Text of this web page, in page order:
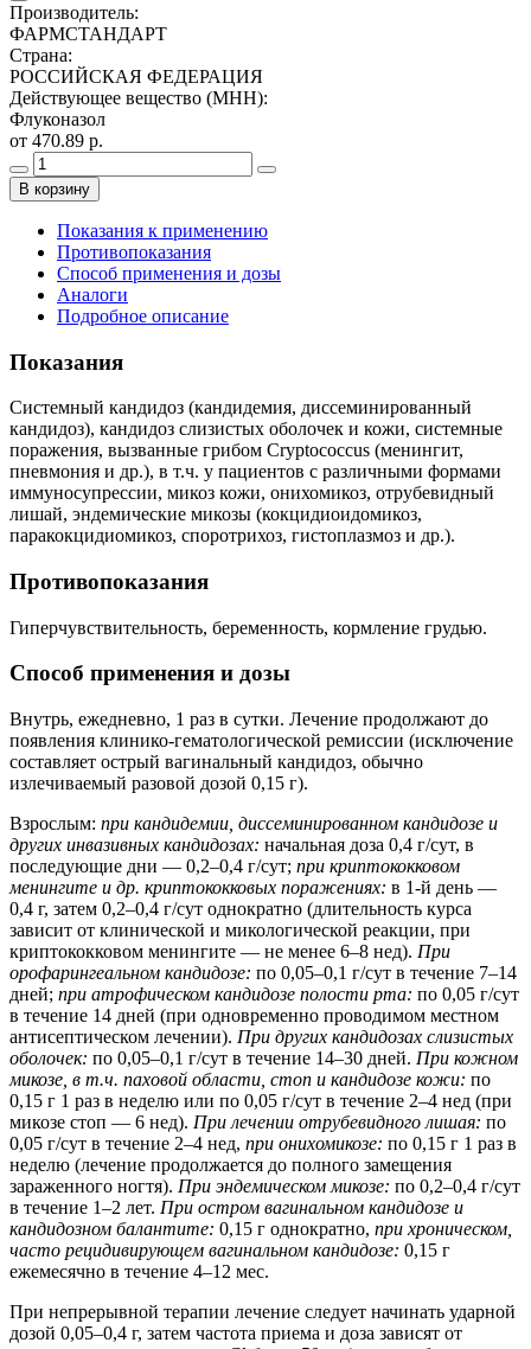
Производитель:
ФАРМСТАНДАРТ
Страна:
РОССИЙСКАЯ ФЕДЕРАЦИЯ
Действующее вещество (МНН):
Флуконазол
от 470.89 р.
В корзину
Показания к применению
Противопоказания
Способ применения и дозы
Аналоги
Подробное описание
Показания
Системный кандидоз (кандидемия, диссеминированный
кандидоз), кандидоз слизистых оболочек и кожи, системные
поражения, вызванные грибом Cryptococcus (менингит,
пневмония и др.), в т.ч. у пациентов с различными формами
иммуносупрессии, микоз кожи, онихомикоз, отрубевидный
лишай, эндемические микозы (кокцидиоидомикоз,
паракокцидиомикоз, споротрихоз, гистоплазмоз и др.).
Противопоказания
Гиперчувствительность, беременность, кормление грудью.
Способ применения и дозы
Внутрь, ежедневно, 1 раз в сутки. Лечение продолжают до
появления клинико-гематологической ремиссии (исключение
составляет острый вагинальный кандидоз, обычно
излечиваемый разовой дозой 0,15 г).
Взрослым: при кандидемии, диссеминированном кандидозе и
других инвазивных кандидозах: начальная доза 0,4 г/сут, в
последующие дни — 0,2–0,4 г/сут; при криптококковом
менингите и др. криптококковых поражениях: в 1-й день —
0,4 г, затем 0,2–0,4 г/сут однократно (длительность курса
зависит от клинической и микологической реакции, при
криптококковом менингите — не менее 6–8 нед). При
орофарингеальном кандидозе: по 0,05–0,1 г/сут в течение 7–14
дней; при атрофическом кандидозе полости рта: по 0,05 г/сут
в течение 14 дней (при одновременно проводимом местном
антисептическом лечении). При других кандидозах слизистых
оболочек: по 0,05–0,1 г/сут в течение 14–30 дней. При кожном
микозе, в т.ч. паховой области, стоп и кандидозе кожи: по
0,15 г 1 раз в неделю или по 0,05 г/сут в течение 2–4 нед (при
микозе стоп — 6 нед). При лечении отрубевидного лишая: по
0,05 г/сут в течение 2–4 нед, при онихомикозе: по 0,15 г 1 раз в
неделю (лечение продолжается до полного замещения
зараженного ногтя). При эндемическом микозе: по 0,2–0,4 г/сут
в течение 1–2 лет. При остром вагинальном кандидозе и
кандидозном балантите: 0,15 г однократно, при хроническом,
часто рецидивирующем вагинальном кандидозе: 0,15 г
ежемесячно в течение 4–12 мес.
При непрерывной терапии лечение следует начинать ударной
дозой 0,05–0,4 г, затем частота приема и доза зависят от